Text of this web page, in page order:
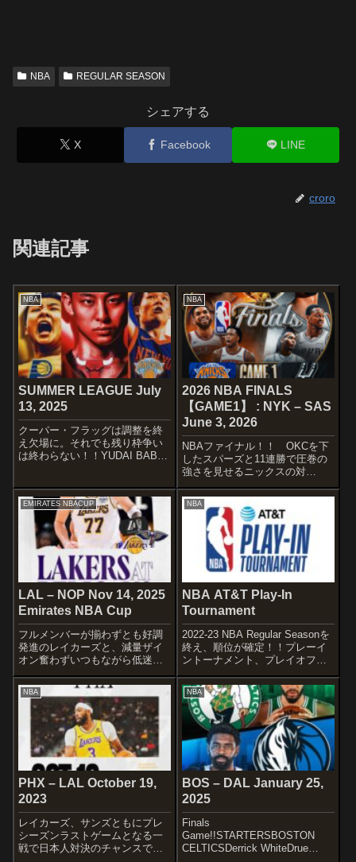
NBA REGULAR SEASON
シェアする
X Facebook LINE
croro
関連記事
NBA
SUMMER LEAGUE July
13, 2025
クーパー・フラッグは調整を終
え欠場に。それでも残り枠争い
は終わらない！！YUDAI BABA
クからサマーリーグ初得点！！
その後もリムアタックを続け、
DFではチャージを取るとまさか
の...
NBA
2026 NBA FINALS
【GAME1】 : NYK – SAS
June 3, 2026
NBAファイナル！！ OKCを下
したスパーズと11連勝で圧巻の
強さを見せるニックスの対
決！！STARTERSNEW YORK
KNICKSYERRRRRR
pic.twitter.com/il4s9tkqct— NEW
YORK KNICK...
EMIRATES NBACUP
LAL – NOP Nov 14, 2025
Emirates NBA Cup
フルメンバーが揃わずとも好調
発進のレイカーズと、減量ザイ
オン奮わずいつもながら低迷す
るペリカンズの一戦です。
STARTERSLOS ANGELES
LAKERSStarting us off in New
Orleans@ToyotaSoC...
NBA
NBA AT&T Play-In
Tournament
2022-23 NBA Regular Seasonを
終え、順位が確定！！プレーイ
ントーナメント、プレイオフは
以下のラインアップに。
SCHEDULEThe 2023 AT&T
NBA Play-In Tournament
schedule ...
NBA
PHX – LAL October 19,
2023
レイカーズ、サンズともにプレ
シーズンラストゲームとなる一
戦で日本人対決のチャンスで
NBA
BOS – DAL January 25,
2025
Finals
Game!!STARTERSBOSTON
CELTICSDerrick WhiteDrue